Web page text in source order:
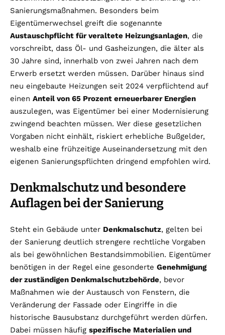
Sanierungsmaßnahmen. Besonders beim
Eigentümerwechsel greift die sogenannte
Austauschpflicht für veraltete Heizungsanlagen, die
vorschreibt, dass Öl- und Gasheizungen, die älter als
30 Jahre sind, innerhalb von zwei Jahren nach dem
Erwerb ersetzt werden müssen. Darüber hinaus sind
neu eingebaute Heizungen seit 2024 verpflichtend auf
einen Anteil von 65 Prozent erneuerbarer Energien
auszulegen, was Eigentümer bei einer Modernisierung
zwingend beachten müssen. Wer diese gesetzlichen
Vorgaben nicht einhält, riskiert erhebliche Bußgelder,
weshalb eine frühzeitige Auseinandersetzung mit den
eigenen Sanierungspflichten dringend empfohlen wird.
Denkmalschutz und besondere
Auflagen bei der Sanierung
Steht ein Gebäude unter Denkmalschutz, gelten bei
der Sanierung deutlich strengere rechtliche Vorgaben
als bei gewöhnlichen Bestandsimmobilien. Eigentümer
benötigen in der Regel eine gesonderte Genehmigung
der zuständigen Denkmalschutzbehörde, bevor
Maßnahmen wie der Austausch von Fenstern, die
Veränderung der Fassade oder Eingriffe in die
historische Bausubstanz durchgeführt werden dürfen.
Dabei müssen häufig spezifische Materialien und